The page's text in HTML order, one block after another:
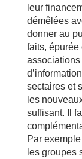
leur
démêlées
donner au
faits, épurée
sectaires et
les
suffisant. Il
Par
les groupes